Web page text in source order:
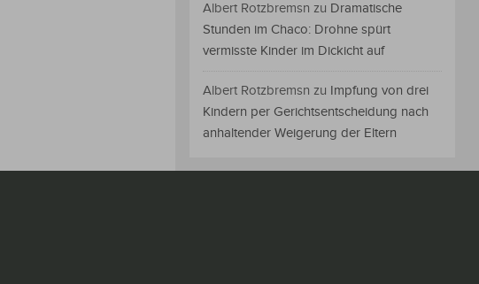
Albert Rotzbremsn zu Dramatische
Stunden im Chaco: Drohne spürt
vermisste Kinder im Dickicht auf
Albert Rotzbremsn zu Impfung von drei
Kindern per Gerichtsentscheidung nach
anhaltender Weigerung der Eltern